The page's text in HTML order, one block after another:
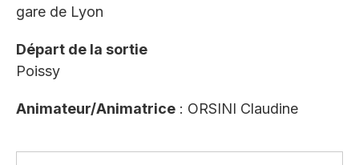
gare de Lyon
Départ de la sortie
Poissy
Animateur/Animatrice : ORSINI Claudine